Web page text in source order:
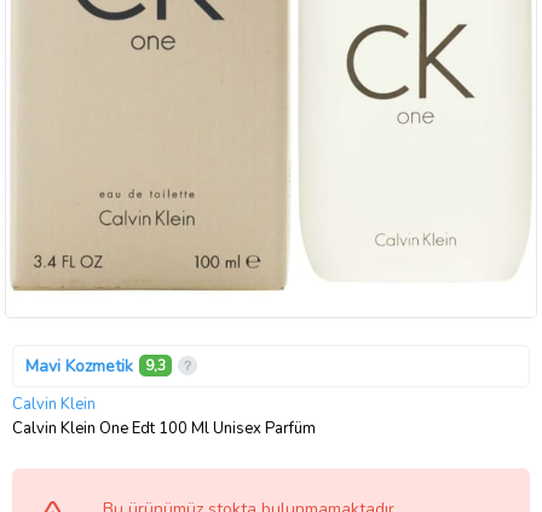
Mavi Kozmetik 9,3
Calvin Klein
Calvin Klein One Edt 100 Ml Unisex Parfüm